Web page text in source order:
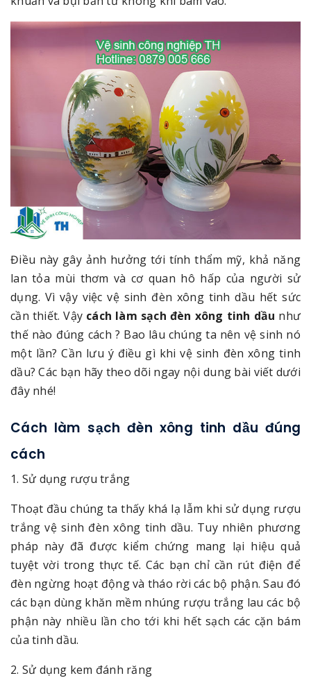
Điều này gây ảnh hưởng tới tính thẩm mỹ, khả năng
lan tỏa mùi thơm và cơ quan hô hấp của người sử
dụng. Vì vậy việc vệ sinh đèn xông tinh dầu hết sức
cần thiết. Vậy cách làm sạch đèn xông tinh dầu như
thế nào đúng cách ? Bao lâu chúng ta nên vệ sinh nó
một lần? Cần lưu ý điều gì khi vệ sinh đèn xông tinh
dầu? Các bạn hãy theo dõi ngay nội dung bài viết dưới
đây nhé!
Cách làm sạch đèn xông tinh dầu đúng
cách
1. Sử dụng rượu trắng
Thoạt đầu chúng ta thấy khá lạ lẫm khi sử dụng rượu
trắng vệ sinh đèn xông tinh dầu. Tuy nhiên phương
pháp này đã được kiểm chứng mang lại hiệu quả
tuyệt vời trong thực tế. Các bạn chỉ cần rút điện để
đèn ngừng hoạt động và tháo rời các bộ phận. Sau đó
các bạn dùng khăn mềm nhúng rượu trắng lau các bộ
phận này nhiều lần cho tới khi hết sạch các cặn bám
của tinh dầu.
2. Sử dụng kem đánh răng